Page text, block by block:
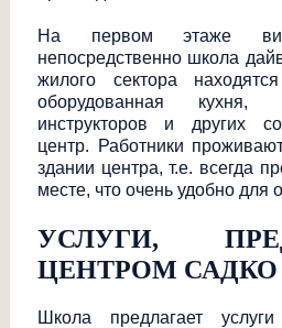
На первом этаже
непосредственно школа
жилого сектора
оборудованная кухня,
инструкторов и других
центр. Работники
здании центра, т.е. всегда
месте, что очень удобно для
УСЛУГИ,
ЦЕНТРОМ САДКО
Школа предлагает